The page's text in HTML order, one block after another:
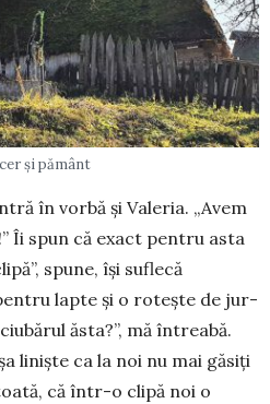
și pământ
în vorbă și Valeria. „Avem
Îi spun că e­xact pentru asta
spune, își suflecă
lap­te și o rotește de jur-
ăsta?”, mă întreabă.
liniște ca la noi nu mai găsiți
că într-o clipă noi o